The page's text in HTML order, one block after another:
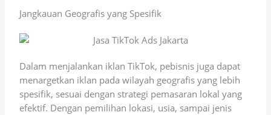
Jangkauan Geografis yang Spesifik
Dalam menjalankan iklan TikTok, pebisnis juga dapat
menargetkan iklan pada wilayah geografis yang lebih
spesifik, sesuai dengan strategi pemasaran lokal yang
efektif. Dengan pemilihan lokasi, usia, sampai jenis